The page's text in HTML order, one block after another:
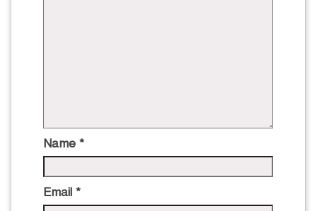
Name *
Email *